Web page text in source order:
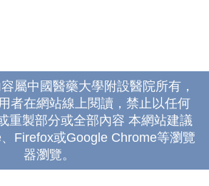
屬中國醫藥大學附設醫院所有，
者在網站線上閱讀，禁止以任何
重製部分或全部內容 本網站建議
Firefox或Google Chrome等瀏覽
器瀏覽。